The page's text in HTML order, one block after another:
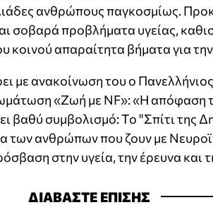
ανθρώπους παγκοσμίως.
σοβαρά προβλήματα υγείας,
κοινού απαραίτητα βήματα για
με ανακοίνωση του ο
«Ζωή με NF»: «Η απόφαση
βαθύ συμβολισμό: Το "Σπίτι της
των ανθρώπων που ζουν με
στην υγεία, την έρευνα και
ΔΙΑΒΑΣΤΕ ΕΠΙΣΗΣ